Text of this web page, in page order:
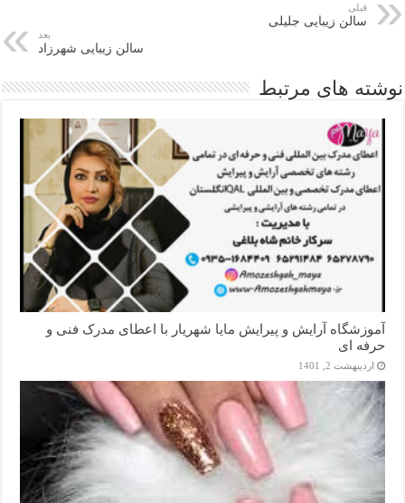
قبلی
سالن زیبایی جلیلی
بعد
سالن زیبایی شهرزاد
نوشته های مرتبط
آموزشگاه آرایش و پیرایش مایا شهریار با اعطای مدرک فنی و
حرفه ای
اردیبهشت 2, 1401